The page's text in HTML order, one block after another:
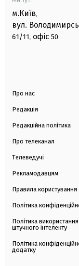
м.Київ,
вул.
61/11, офіс 50
Про нас
Редакція
Редакційна політика
Про телеканал
Телеведучі
Рекламодавцям
Правила користування
Політика
Політика використання
штучного інтелекту
Політика
додатку